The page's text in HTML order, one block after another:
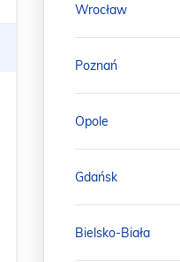
Wrocław
Poznań
Opole
Gdańsk
Bielsko-Biała